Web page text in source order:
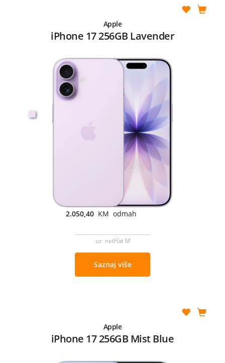
Apple
iPhone 17 256GB Lavender
2.050,40 KM odmah
uz netFlat M
Saznaj više
Apple
iPhone 17 256GB Mist Blue